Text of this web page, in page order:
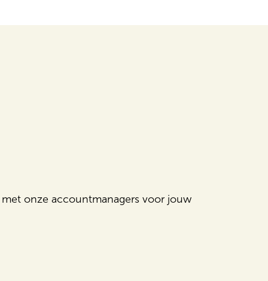
onze accountmanagers voor jouw